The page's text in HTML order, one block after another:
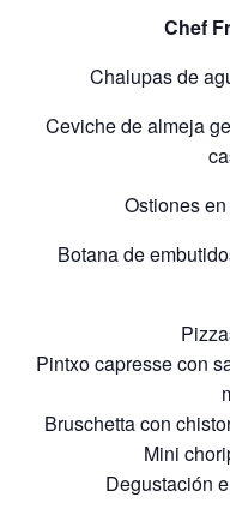
Chef
Chalupas de
Ceviche de almeja
Ostiones
Botana de
Pintxo capresse con
Bruschetta con
Mini
Degustación